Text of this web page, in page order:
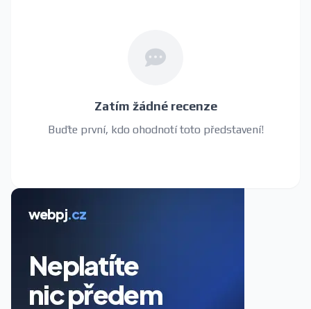
Zatím žádné recenze
Buďte první, kdo ohodnotí toto představení!